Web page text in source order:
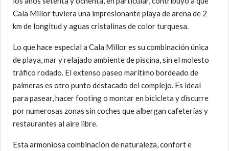
Cala Millor tuviera una impresionante playa de arena de 2
km de longitud y aguas cristalinas de color turquesa.
Lo que hace especial a Cala Millor es su combinación única
de playa, mar y relajado ambiente de piscina, sin el molesto
tráfico rodado. El extenso paseo marítimo bordeado de
palmeras es otro punto destacado del complejo. Es ideal
para pasear, hacer footing o montar en bicicleta y discurre
por numerosas zonas sin coches que albergan cafeterías y
restaurantes al aire libre.
Esta armoniosa combinación de naturaleza, confort e